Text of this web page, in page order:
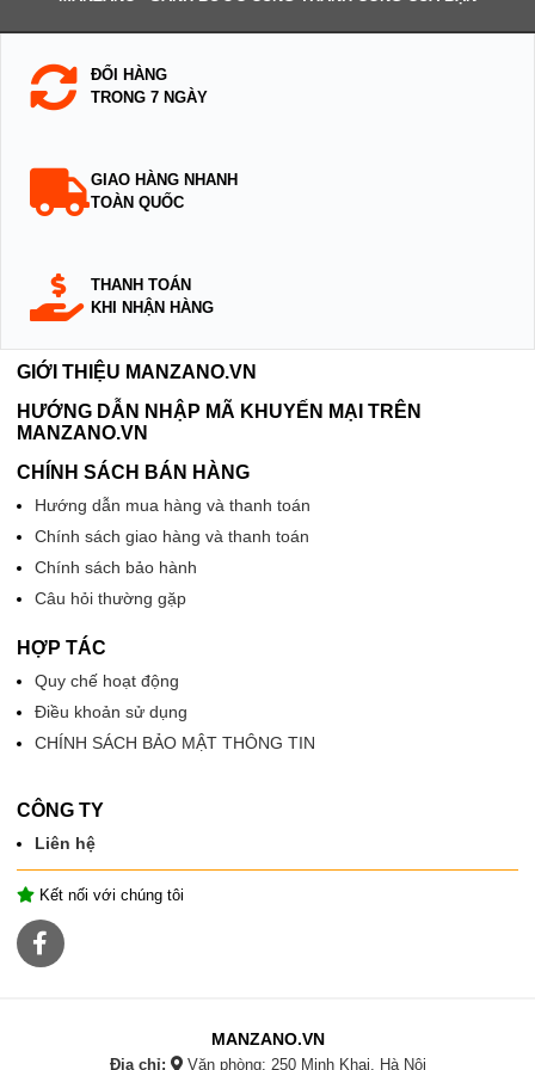
ĐỔI HÀNG
TRONG 7 NGÀY
GIAO HÀNG NHANH
TOÀN QUỐC
THANH TOÁN
KHI NHẬN HÀNG
GIỚI THIỆU MANZANO.VN
HƯỚNG DẪN NHẬP MÃ KHUYẾN MẠI TRÊN
MANZANO.VN
CHÍNH SÁCH BÁN HÀNG
Hướng dẫn mua hàng và thanh toán
Chính sách giao hàng và thanh toán
Chính sách bảo hành
Câu hỏi thường gặp
HỢP TÁC
Quy chế hoạt động
Điều khoản sử dụng
CHÍNH SÁCH BẢO MẬT THÔNG TIN
CÔNG TY
Liên hệ
Kết nối với chúng tôi
MANZANO.VN
Địa chỉ: Văn phòng: 250 Minh Khai, Hà Nội